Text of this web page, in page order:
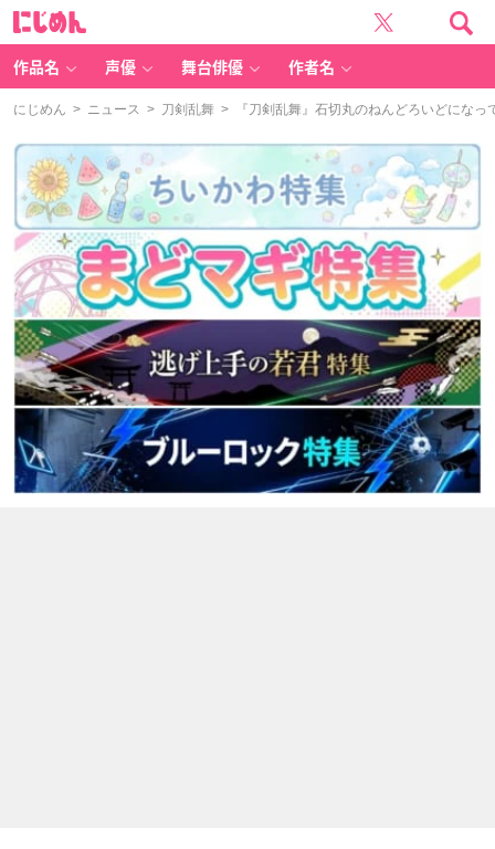
作品名 声優 舞台俳優 作者名
にじめん > ニュース > 刀剣乱舞 > 『刀剣乱舞』石切丸のねんどろいどになっ